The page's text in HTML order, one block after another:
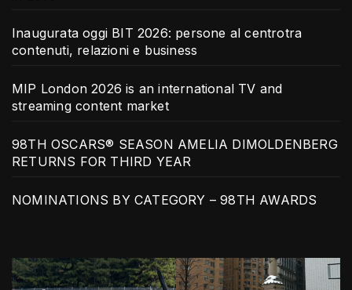
Inaugurata oggi BIT 2026: persone al centrotra
contenuti, relazioni e business
MIP London 2026 is an international TV and
streaming content market
98TH OSCARS® SEASON AMELIA DIMOLDENBERG
RETURNS FOR THIRD YEAR
NOMINATIONS BY CATEGORY – 98TH AWARDS